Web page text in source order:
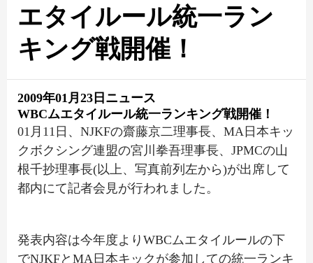
エタイルール統一ラン
キング戦開催！
2009年01月23日ニュース
WBCムエタイルール統一ランキング戦開催！
01月11日、NJKFの齋藤京二理事長、MA日本キッ
クボクシング連盟の宮川拳吾理事長、JPMCの山
根千抄理事長(以上、写真前列左から)が出席して
都内にて記者会見が行われました。
発表内容は今年度よりWBCムエタイルールの下
でNJKFとMA日本キックが参加しての統一ランキ